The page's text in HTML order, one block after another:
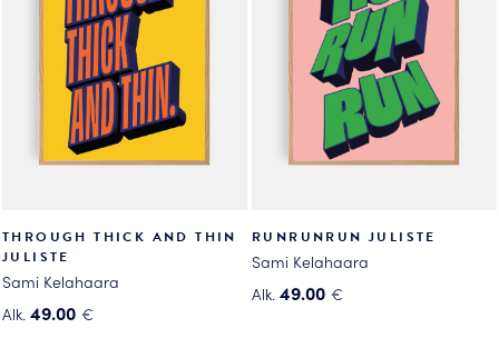
THROUGH THICK AND THIN
JULISTE
Sami Kelahaara
Alk. 49.00 €
RUNRUNRUN JULISTE
Sami Kelahaara
Alk. 49.00 €